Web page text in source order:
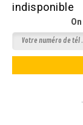
indisponible